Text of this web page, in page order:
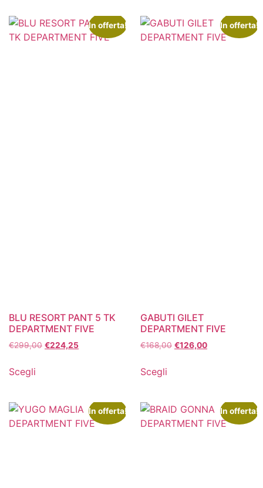
In offerta!
BLU RESORT PANT 5 TK
DEPARTMENT FIVE
€299,00 €224,25
Scegli
In offerta!
GABUTI GILET
DEPARTMENT FIVE
€168,00 €126,00
Scegli
In offerta! In offerta!